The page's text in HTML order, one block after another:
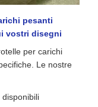
pesanti
vostri disegni
per carichi
Le nostre